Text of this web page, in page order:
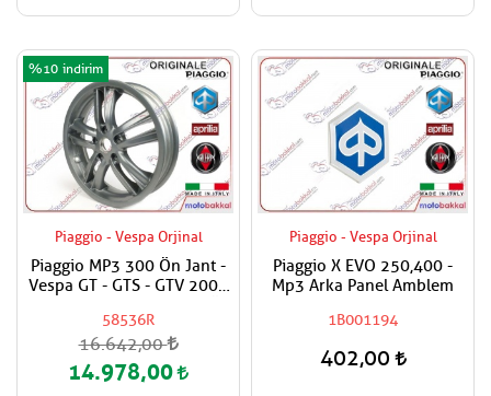
Piaggio - Vespa Orjinal
Piaggio MP3 300 Ön Jant -
Vespa GT - GTS - GTV 200 -
/ Arka 13´´
58536R
%10
16.642,00
14.978,00
Piaggio - Vespa Orjinal
Piaggio X EVO 250,400 -
Mp3 Arka Panel Amblem
1B001194
402,00